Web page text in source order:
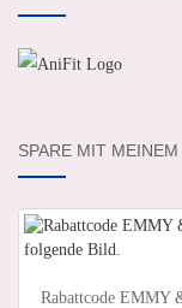
SPARE MIT
Rabattcode EMMY